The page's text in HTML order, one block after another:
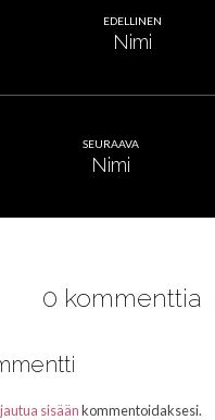
EDELLINEN
Nimi
SEURAAVA
Nimi
0 kommenttia
sisäänkommentoidaksesi.